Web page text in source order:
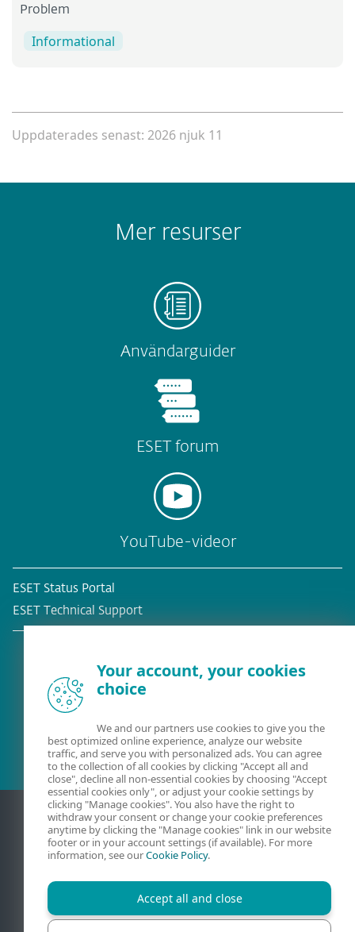
Problem
Informational
Uppdaterades senast: 2026 njuk 11
Mer resurser
Användarguider
ESET forum
YouTube-videor
ESET Status Portal
ESET Technical Support
Your account, your cookies
choice
We and our partners use cookies to give you the
best optimized online experience, analyze our website
traffic, and serve you with personalized ads. You can agree
to the collection of all cookies by clicking "Accept all and
close", decline all non-essential cookies by choosing "Accept
essential cookies only", or adjust your cookie settings by
clicking "Manage cookies". You also have the right to
withdraw your consent or change your cookie preferences
anytime by clicking the "Manage cookies" link in our website
footer or in your account settings (if available). For more
information, see ourCookie Policy.
Accept all and close